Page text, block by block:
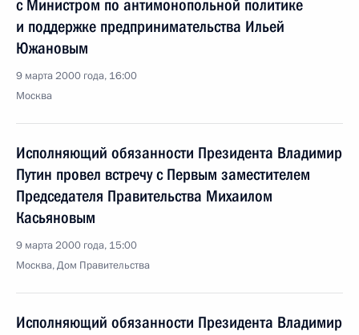
с Министром по антимонопольной политике
и поддержке предпринимательства Ильей
Южановым
9 марта 2000 года, 16:00
Москва
Исполняющий обязанности Президента Владимир
Путин провел встречу с Первым заместителем
Председателя Правительства Михаилом
Касьяновым
9 марта 2000 года, 15:00
Москва, Дом Правительства
Исполняющий обязанности Президента Владимир